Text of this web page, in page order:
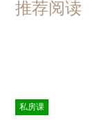
推荐阅读
私房课